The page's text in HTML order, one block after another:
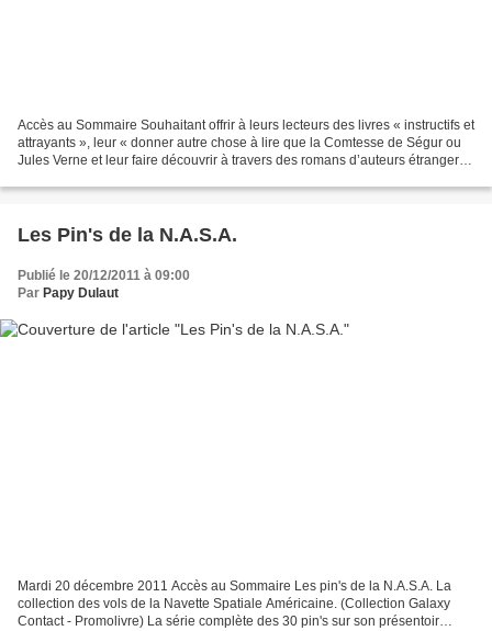
Accès au Sommaire Souhaitant offrir à leurs lecteurs des livres « instructifs et
attrayants », leur « donner autre chose à lire que la Comtesse de Ségur ou
Jules Verne et leur faire découvrir à travers des romans d’auteurs étrangers
Les Pin's de la N.A.S.A.
Publié le 20/12/2011 à 09:00
Par Papy Dulaut
Mardi 20 décembre 2011 Accès au Sommaire Les pin's de la N.A.S.A. La
collection des vols de la Navette Spatiale Américaine. (Collection Galaxy
Contact - Promolivre) La série complète des 30 pin's sur son présentoir